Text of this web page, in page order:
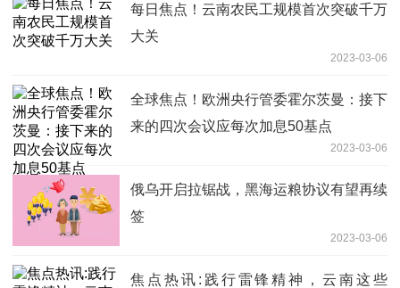
每日焦点！云南农民工规模首次突破千万
大关
2023-03-06
全球焦点！欧洲央行管委霍尔茨曼：接下
来的四次会议应每次加息50基点
2023-03-06
俄乌开启拉锯战，黑海运粮协议有望再续
签
2023-03-06
焦点热讯:践行雷锋精神，云南这些